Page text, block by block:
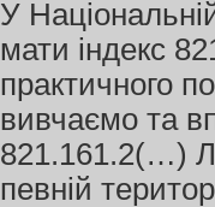
У
мати індекс
практичного
вивчаємо та
821.161.2(…)
певній